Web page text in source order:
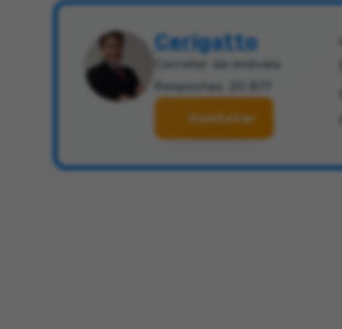
Cerigatto
Corretor de imóveis
Respostas: 20.877
Contatar